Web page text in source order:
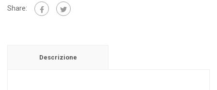
Share:
Descrizione